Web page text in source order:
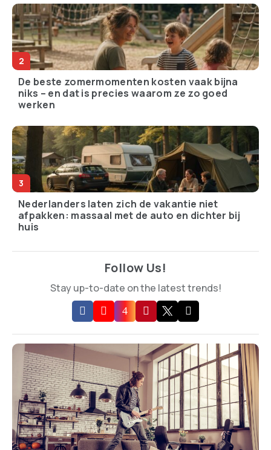
De beste zomermomenten kosten vaak bijna
niks – en dat is precies waarom ze zo goed
werken
Nederlanders laten zich de vakantie niet
afpakken: massaal met de auto en dichter bij
huis
Follow Us!
Stay up-to-date on the latest trends!